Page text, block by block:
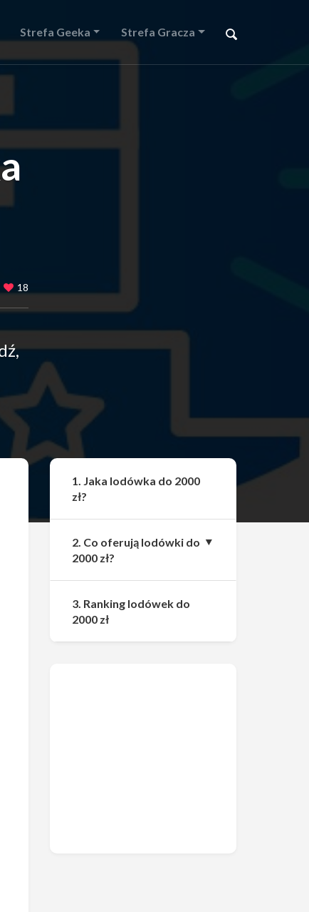
Strefa Geeka Strefa Gracza
18
Udostępnij
1. Jaka lodówka do 2000
zł?
2. Co oferują lodówki do
2000 zł?
3. Ranking lodówek do
2000 zł